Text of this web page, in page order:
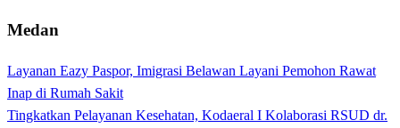
Medan
Layanan Eazy Paspor, Imigrasi Belawan Layani Pemohon Rawat
Inap di Rumah Sakit
Tingkatkan Pelayanan Kesehatan, Kodaeral I Kolaborasi RSUD dr.